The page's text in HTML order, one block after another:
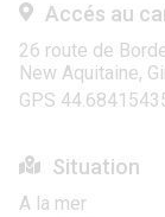
Accés au
26 route de
New Aquitaine,
GPS
Situation
A la mer